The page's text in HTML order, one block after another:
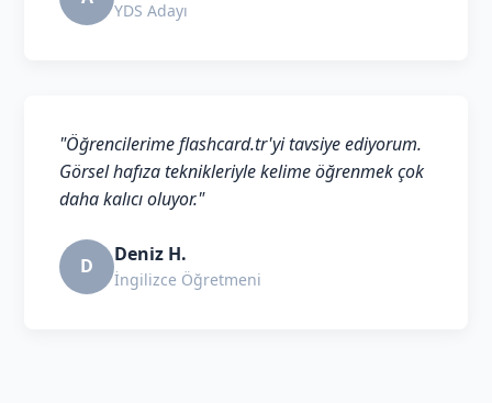
YDS Adayı
"Öğrencilerime flashcard.tr'yi tavsiye ediyorum.
Görsel hafıza teknikleriyle kelime öğrenmek çok
daha kalıcı oluyor."
D Deniz H.
İngilizce Öğretmeni